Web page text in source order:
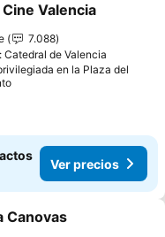
a favoritos
Valencia
7.088
Catedral de Valencia
en la Plaza del
Ver precios
a favoritos
Canovas